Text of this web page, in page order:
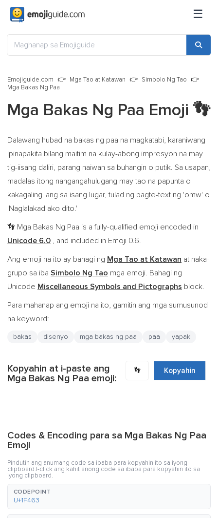
☰
Emojiguide.com Mga Tao at Katawan
Simbolo Ng Tao
Mga Bakas Ng Paa
Mga Bakas Ng Paa Emoji 👣
Dalawang hubad na bakas ng paa na magkatabi, karaniwang
ipinapakita bilang maitim na kulay-abong impresyon na may
tig-iisang daliri, parang naiwan sa buhangin o putik. Sa usapan,
madalas itong nangangahulugang may tao na papunta o
kakagaling lang sa isang lugar, tulad ng pagte-text ng 'omw' o
'Naglalakad ako dito.'
👣 Mga Bakas Ng Paa is a fully-qualified emoji encoded in
Unicode 6.0 , and included in Emoji 0.6.
Ang emoji na ito ay bahagi ng Mga Tao at Katawan at naka-
grupo sa iba Simbolo Ng Tao mga emoji. Bahagi ng
Unicode Miscellaneous Symbols and Pictographs block.
Para mahanap ang emoji na ito, gamitin ang mga sumusunod
na keyword:
bakas disenyo mga bakas ng paa paa yapak
Kopyahin at i-paste ang
Mga Bakas Ng Paa emoji:
👣 Kopyahin
Codes & Encoding para sa Mga Bakas Ng Paa
Emoji
Pindutin ang anumang code sa ibaba para kopyahin ito sa iyong
clipboard.I-click ang kahit anong code sa ibaba para kopyahin ito sa
iyong clipboard.
CODEPOINT
U+1F463